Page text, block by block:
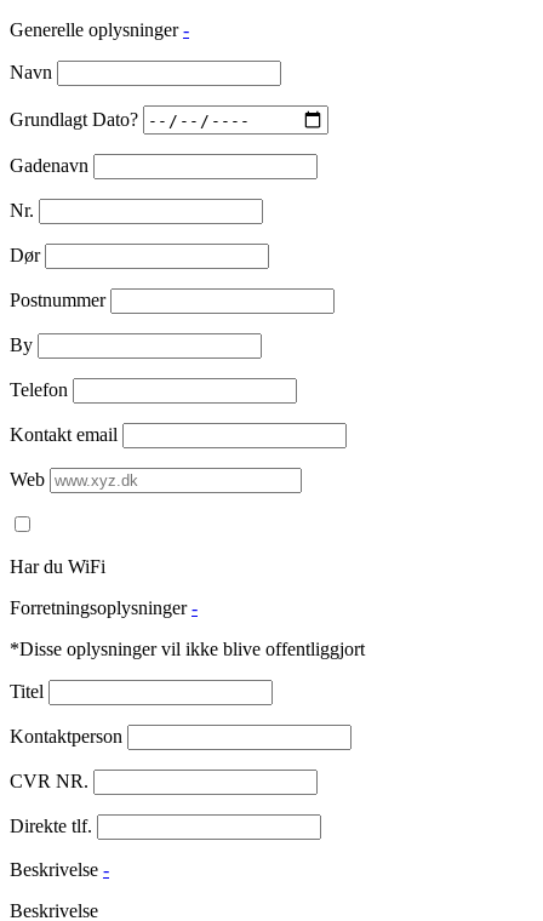
Generelle oplysninger -
Navn
Grundlagt Dato?
Gadenavn
Nr.
Dør
Postnummer
By
Telefon
Kontakt email
Web
Har du WiFi
Forretningsoplysninger -
*Disse oplysninger vil ikke blive offentliggjort
Titel
Kontaktperson
CVR NR.
Direkte tlf.
Beskrivelse -
Beskrivelse